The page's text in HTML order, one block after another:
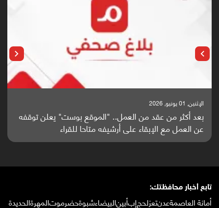
الإثنين, 25 مايو, 2026
باحثون من اليمن يدخلون سباق أبحاث ألزهايمر بدراسة
واعدة منشورة عالميا (ترجمة)
تابع أخبار محافظتك:
أمانة العاصمةعدنتعزلحجإبأبينالبيضاءشبوةحضرموتالمهرةالحديدة